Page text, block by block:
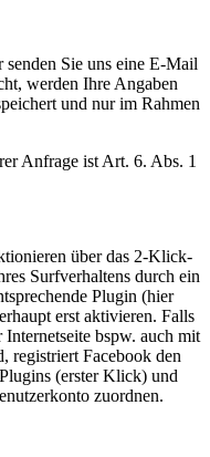
Sie uns eine E-Mail
werden Ihre Angaben
und nur im Rahmen
Anfrage ist Art. 6. Abs. 1
über das 2-Klick-
Surfverhaltens durch ein
Plugin (hier
erst aktivieren. Falls
bspw. auch mit
registriert Facebook den
(erster Klick) und
zuordnen.